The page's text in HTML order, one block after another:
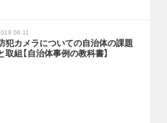
犯カメラについての自治体の課題
取組【自治体事例の教科書】